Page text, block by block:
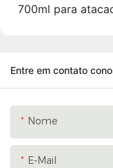
700ml para
Entre em contato
Nome
E-Mail